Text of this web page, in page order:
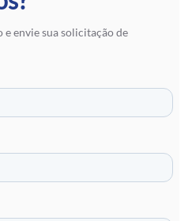
envie sua solicitação de